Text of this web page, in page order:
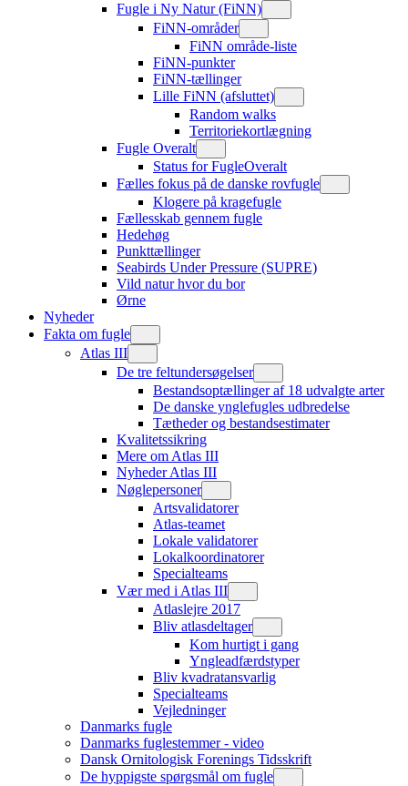
Fugle i Ny Natur (FiNN)
FiNN-områder
FiNN område-liste
FiNN-punkter
FiNN-tællinger
Lille FiNN (afsluttet)
Random walks
Territoriekortlægning
Fugle Overalt
Status for FugleOveralt
Fælles fokus på de danske rovfugle
Klogere på kragefugle
Fællesskab gennem fugle
Hedehøg
Punkttællinger
Seabirds Under Pressure (SUPRE)
Vild natur hvor du bor
Ørne
Nyheder
Fakta om fugle
Atlas III
De tre feltundersøgelser
Bestandsoptællinger af 18 udvalgte arter
De danske ynglefugles udbredelse
Tætheder og bestandsestimater
Kvalitetssikring
Mere om Atlas III
Nyheder Atlas III
Nøglepersoner
Artsvalidatorer
Atlas-teamet
Lokale validatorer
Lokalkoordinatorer
Specialteams
Vær med i Atlas III
Atlaslejre 2017
Bliv atlasdeltager
Kom hurtigt i gang
Yngleadfærdstyper
Bliv kvadratansvarlig
Specialteams
Vejledninger
Danmarks fugle
Danmarks fuglestemmer - video
Dansk Ornitologisk Forenings Tidsskrift
De hyppigste spørgsmål om fugle